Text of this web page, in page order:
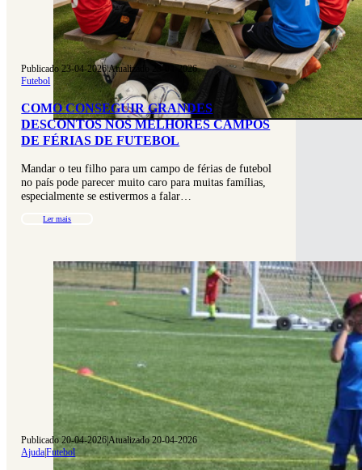
Publicado 23-04-2026|Atualizado 23-04-2026
Futebol
COMO CONSEGUIR GRANDES
DESCONTOS NOS MELHORES CAMPOS
DE FÉRIAS DE FUTEBOL
Mandar o teu filho para um campo de férias de futebol
no país pode parecer muito caro para muitas famílias,
especialmente se estivermos a falar…
Ler mais
Publicado 20-04-2026|Atualizado 20-04-2026
Ajuda|Futebol